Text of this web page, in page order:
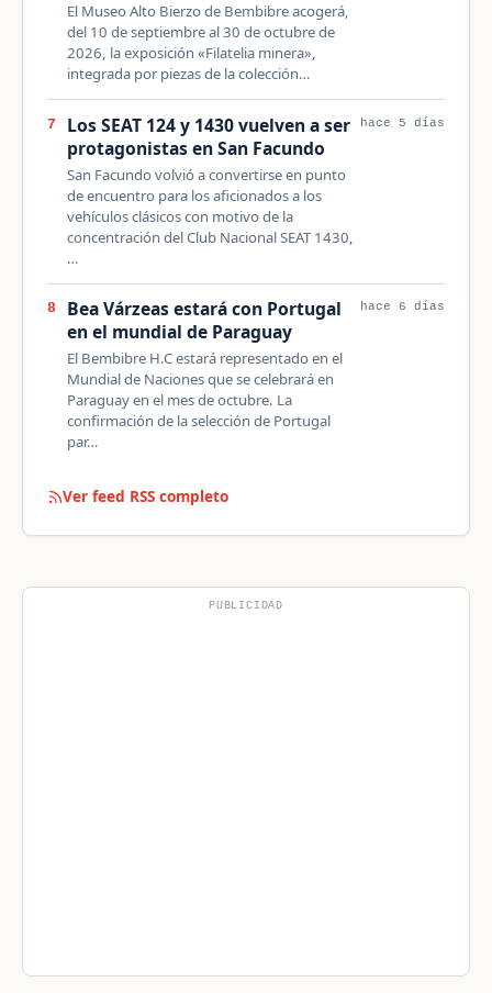
El Museo Alto Bierzo de Bembibre acogerá,
del 10 de septiembre al 30 de octubre de
2026, la exposición «Filatelia minera»,
integrada por piezas de la colección…
7
Los SEAT 124 y 1430 vuelven a ser
protagonistas en San Facundo
San Facundo volvió a convertirse en punto
de encuentro para los aficionados a los
vehículos clásicos con motivo de la
concentración del Club Nacional SEAT 1430,
…
hace 5 días
8
Bea Várzeas estará con Portugal
en el mundial de Paraguay
El Bembibre H.C estará representado en el
Mundial de Naciones que se celebrará en
Paraguay en el mes de octubre. La
confirmación de la selección de Portugal
par…
hace 6 días
Ver feed RSS completo
PUBLICIDAD